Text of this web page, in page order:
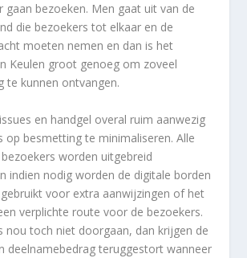
gaan bezoeken. Men gaat uit van de
die bezoekers tot elkaar en de
moeten nemen en dan is het
Keulen groot genoeg om zoveel
te kunnen ontvangen.
en handgel overal ruim aanwezig
op besmetting te minimaliseren. Alle
worden uitgebreid
indien nodig worden de digitale borden
voor extra aanwijzingen of het
verplichte route voor de bezoekers.
nou toch niet doorgaan, dan krijgen de
deelnamebedrag teruggestort wanneer